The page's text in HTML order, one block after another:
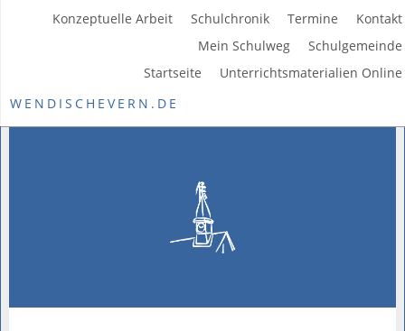
Kontakt
Termine
Schulchronik
Konzeptuelle Arbeit
Schulgemeinde
Mein Schulweg
Unterrichtsmaterialien Online
Startseite
WENDISCHEVERN.DE